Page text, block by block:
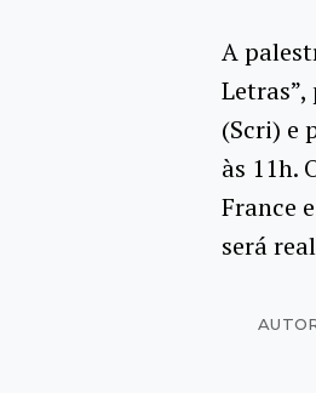
A
(Scri) e
às 11h.
France
será